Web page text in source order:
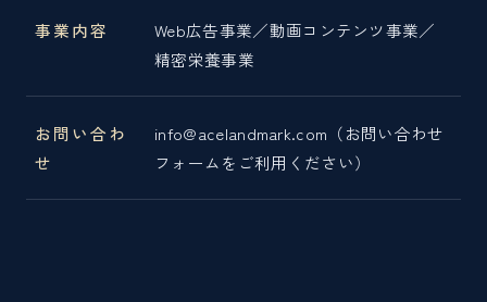
事業内容
Web広告事業／動画コンテンツ事業／
精密栄養事業
お問い合わ
せ
info@acelandmark.com（お問い合わせ
フォームをご利用ください）